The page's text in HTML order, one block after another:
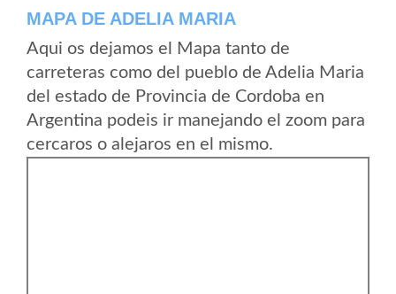
MAPA DE ADELIA MARIA
Aqui os dejamos el Mapa tanto de
carreteras como del pueblo de Adelia Maria
del estado de Provincia de Cordoba en
Argentina podeis ir manejando el zoom para
cercaros o alejaros en el mismo.